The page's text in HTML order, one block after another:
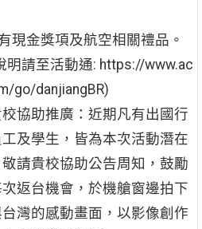
現金獎項及航空相關禮品。
明請至活動通: https://www.ac
go/danjiangBR)
協助推廣：近期凡有出國行
及學生，皆為本次活動潛在
請貴校協助公告周知，鼓勵
返台機會，於機艙窗邊拍下
灣的感動畫面，以影像創作